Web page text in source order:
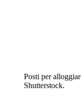
Posti per
Shutterstock.